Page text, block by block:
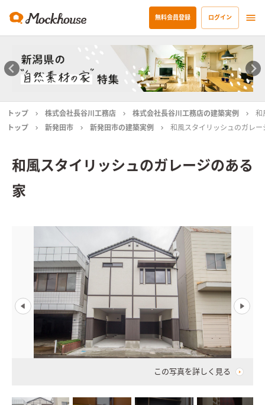
無料会員登録 ログイン
トップ 株式会社長谷川工務店 株式会社長谷川工務店の建築実例
和
トップ
新発田市 新発田市の建築実例 和風スタイリッシュのガレー
和風スタイリッシュのガレージのある
家
この写真を詳しく見る